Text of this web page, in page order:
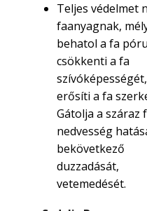
Teljes védelmet
faanyagnak,
behatol a fa
csökkenti a fa
erősíti a fa
Gátolja a száraz
nedvesség
bekövetkező
duzzadását,
vetemedését.